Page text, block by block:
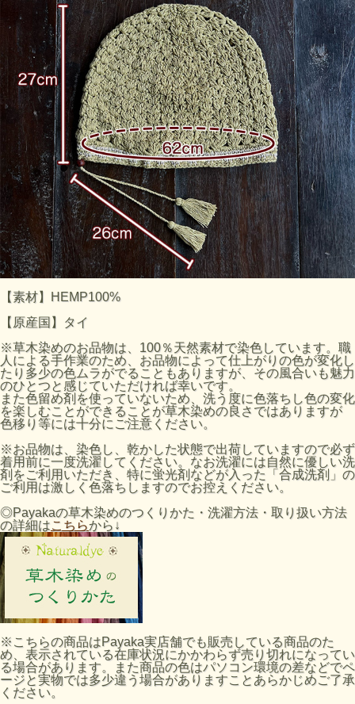
【素材】HEMP100%
【原産国】タイ
※草木染めのお品物は、100％天然素材で染色しています。職
人による手作業のため、お品物によって仕上がりの色が変化し
たり多少の色ムラがでることもありますが、その風合いも魅力
のひとつと感じていただければ幸いです。
また色留め剤を使っていないため、洗う度に色落ちし色の変化
を楽しむことができることが草木染めの良さではありますが
色移り等には十分にご注意ください。
※お品物は、染色し、乾かした状態で出荷していますので必ず
着用前に一度洗濯してください。なお洗濯には自然に優しい洗
剤をご利用いただき、特に蛍光剤などが入った「合成洗剤」の
ご利用は激しく色落ちしますのでお控えください。
◎Payakaの草木染めのつくりかた・洗濯方法・取り扱い方法
の詳細はこちらから↓
※こちらの商品はPayaka実店舗でも販売している商品のた
め、表示されている在庫状況にかかわらず売り切れになってい
る場合があります。また商品の色はパソコン環境の差などでペ
ージと実物では多少違う場合がありますことあらかじめご了承
ください。